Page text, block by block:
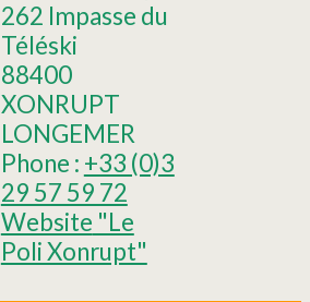
262 Impasse du
Téléski
88400
XONRUPT
LONGEMER
Phone : +33 (0)3
29 57 59 72
Website "Le
Poli Xonrupt"